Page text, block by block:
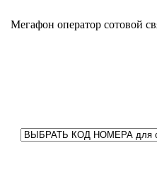
Мегафон оператор сотовой